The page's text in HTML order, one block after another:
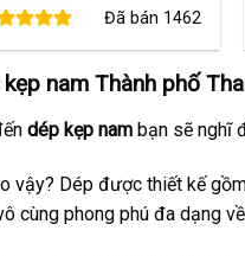
là:
tại
290,000 ₫.
Đã bán 1462
kẹp nam Thành phố
dép kẹp nambạn sẽ nghĩ
vậy? Dép được thiết kế
cùng phong phú đa dạng